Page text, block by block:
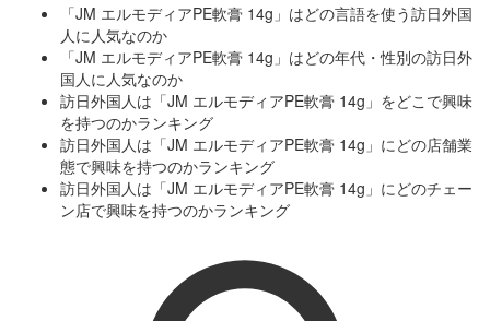
「JM エルモディアPE軟膏 14g」はどの言語を使う訪日外国
人に人気なのか
「JM エルモディアPE軟膏 14g」はどの年代・性別の訪日外
国人に人気なのか
訪日外国人は「JM エルモディアPE軟膏 14g」をどこで興味
を持つのかランキング
訪日外国人は「JM エルモディアPE軟膏 14g」にどの店舗業
態で興味を持つのかランキング
訪日外国人は「JM エルモディアPE軟膏 14g」にどのチェー
ン店で興味を持つのかランキング